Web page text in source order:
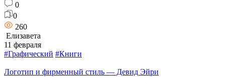
0
0
260
Елизавета
11 февраля
#Графический #Книги
Логотип и фирменный стиль — Девид Эйри